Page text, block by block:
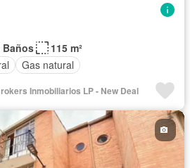
Baños
115 m²
Gas natural
Inmobiliarios LP - New Deal